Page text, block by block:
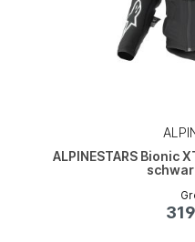
ALPINESTARS Bionic